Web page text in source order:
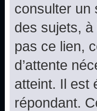
consulter un
des sujets,
pas ce lien,
d’attente
atteint. Il est
répondant.